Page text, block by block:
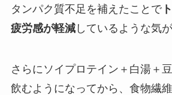
タンパク質不足を補えたことで
疲労感が軽減しているような気が
さらにソイプロテイン＋白湯＋
飲むようになってから、食物繊